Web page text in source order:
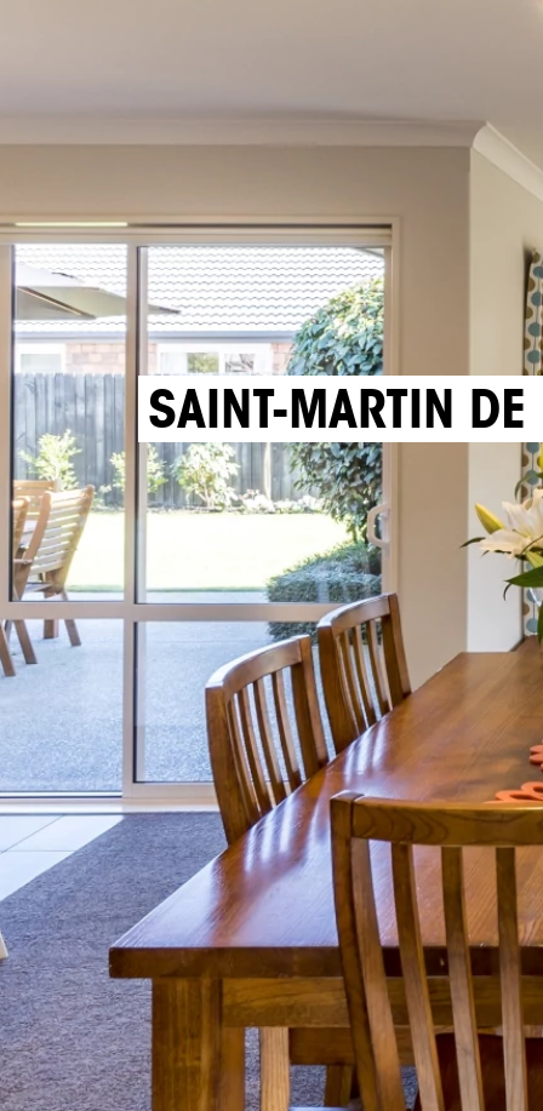
SAINT-MARTIN DE